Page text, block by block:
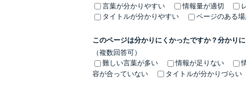
言葉が分かりやすい
情報量が適切
タイトルが分かりやすい
ページのある
このページは分かりにくかったですか？分かり
（複数回答可）
難しい言葉が多い
情報が足りない
容が合っていない
タイトルが分かりづらい